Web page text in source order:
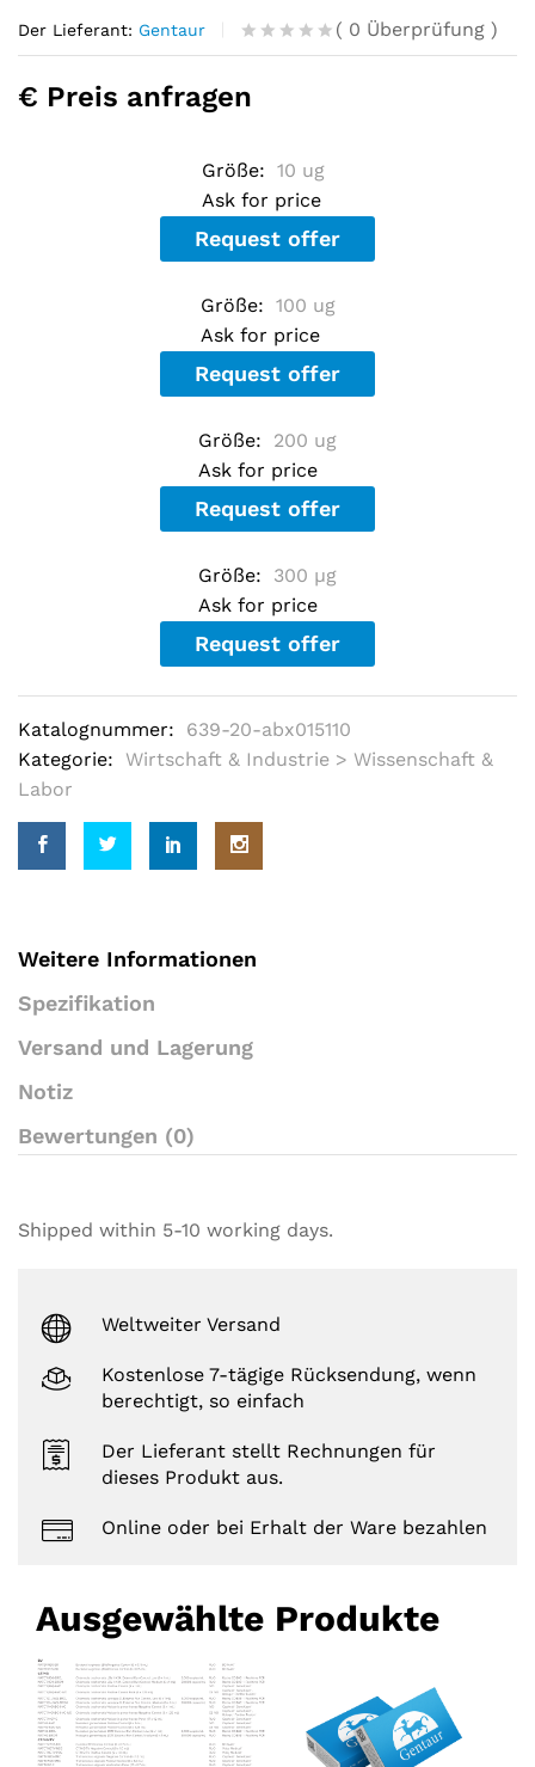
Der Lieferant: Gentaur
R
t
u
t
o
f
5
b
s
e
d
n
0
c
s
t
o
e
r
a
t
i
g
s
( 0 Überprüfung )
€ Preis anfragen
Größe: 10 ug
Ask for price
Request offer
Größe: 100 ug
Ask for price
Request offer
Größe:
200 ug
Ask for price
Request offer
Größe:
300 µg
Ask for price
Request offer
Katalognummer:
639-20-abx015110
Kategorie:
Wirtschaft & Industrie > Wissenschaft &
Labor
Weitere Informationen
Spezifikation
Versand und Lagerung
Notiz
Bewertungen (0)
Shipped within 5-10 working days.
Weltweiter Versand
Kostenlose 7-tägige Rücksendung, wenn
berechtigt, so einfach
Der Lieferant stellt Rechnungen für
dieses Produkt aus.
Online oder bei Erhalt der Ware bezahlen
Ausgewählte Produkte